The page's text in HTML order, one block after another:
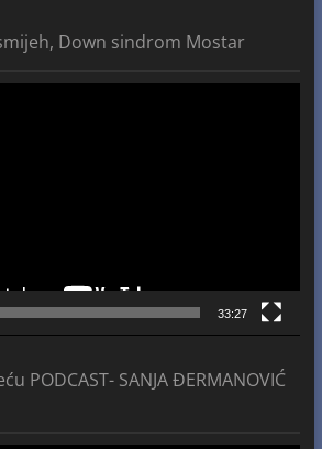
Down sindrom Mostar
33:27
PODCAST- SANJA ĐERMANOVIĆ